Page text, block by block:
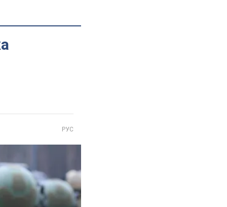
РУС